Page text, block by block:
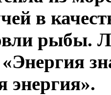
в
рыбы.
энергия».